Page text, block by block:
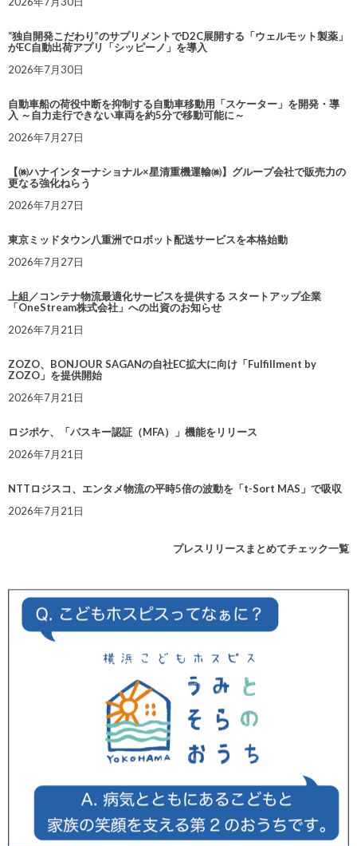
“独自開発こだわり”のサプリメントでD2C展開する「ウェルモット製薬」
がEC自動出荷アプリ「シッピーノ」を導入
2026年7月30日
自動車船の荷役中断を抑制する自動車移動用「スケーター」を開発・導
入 ～自力走行できない車両を約5分で移動可能に～
2026年7月27日
【㈱ハナインターナショナル×星清重機運輸㈱】グループ会社で販売力の
更なる強化ねらう
2026年7月27日
東京ミッドタウン八重洲でロボット配送サービスを本格始動
2026年7月27日
上組／コンテナ物流最適化サービスを提供する スタートアップ企業
「OneStream株式会社」への出資のお知らせ
2026年7月21日
ZOZO、BONJOUR SAGANの自社EC拡大に向け「Fulfillment by
ZOZO」を提供開始
2026年7月21日
ロジポケ、「パスキー認証（MFA）」機能をリリース
2026年7月21日
NTTロジスコ、エンタメ物流の平時5倍の波動を「t-Sort MAS」で吸収
2026年7月21日
プレスリリースまとめてチェック一覧